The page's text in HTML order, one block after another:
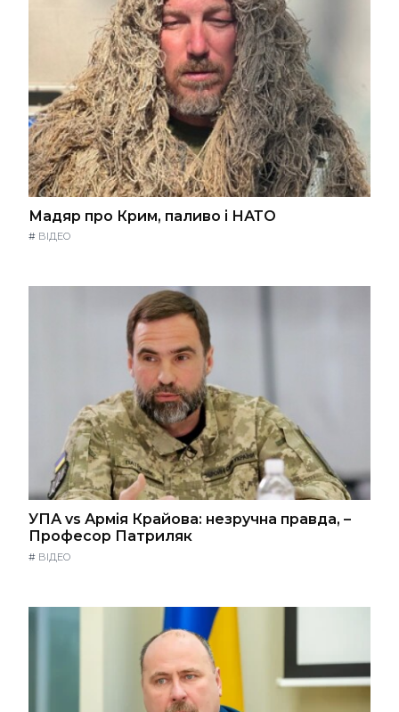
Мадяр про Крим, паливо і НАТО
# ВІДЕО
УПА vs Армія Крайова: незручна правда, –
Професор Патриляк
# ВІДЕО